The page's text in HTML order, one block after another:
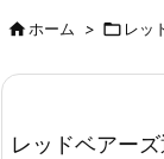
ホーム >  レッ
レッドベアー